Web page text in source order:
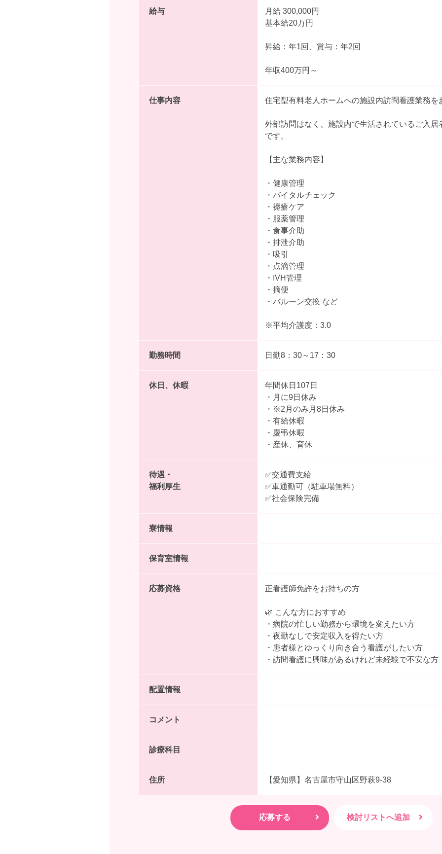
給与
月給 300,000円
基本給20万円
昇給：年1回、賞与：年2回
年収400万円～
仕事内容 住宅型有料老人ホームへの施設内訪問看護業務を
外部訪問はなく、施設内で生活されているご入居
です。
【主な業務内容】
・健康管理
・バイタルチェック
・褥瘡ケア
・服薬管理
・食事介助
・排泄介助
・吸引
・点滴管理
・IVH管理
・摘便
・バルーン交換 など
※平均介護度：3.0
勤務時間 日勤8：30～17：30
休日、休暇
年間休日107日
・月に9日休み
・※2月のみ月8日休み
・有給休暇
・慶弔休暇
・産休、育休
待遇・
福利厚生
✅交通費支給
✅車通勤可（駐車場無料）
✅社会保険完備
寮情報
保育室情報
応募資格 正看護師免許をお持ちの方
🌿 こんな方におすすめ
・病院の忙しい勤務から環境を変えたい方
・夜勤なしで安定収入を得たい方
・患者様とゆっくり向き合う看護がしたい方
・訪問看護に興味があるけれど未経験で不安な方
配置情報
コメント
診療科目
住所 【愛知県】名古屋市守山区野萩9-38